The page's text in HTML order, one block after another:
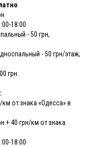
18:00
- 50 грн,
- 50 грн/этаж,
грн.
км от знака «Одесса» в
+ 40 грн/км от знака
18:00